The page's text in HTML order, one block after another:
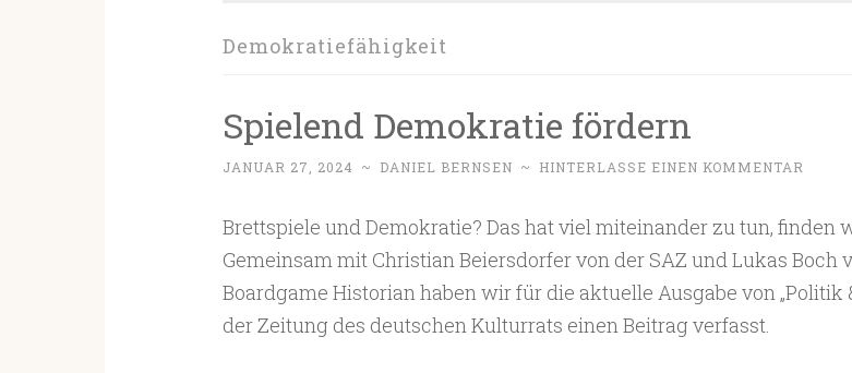
Demokratiefähigkeit
Spielend Demokratie fördern
JANUAR 27, 2024 ~ DANIEL BERNSEN ~ HINTERLASSE EINEN KOMMENTAR
Brettspiele und Demokratie? Das hat viel miteinander zu tun, finden
Gemeinsam mit Christian Beiersdorfer von der SAZ und Lukas Boch
Boardgame Historian haben wir für die aktuelle Ausgabe von „Politik
der Zeitung des deutschen Kulturrats einen Beitrag verfasst.